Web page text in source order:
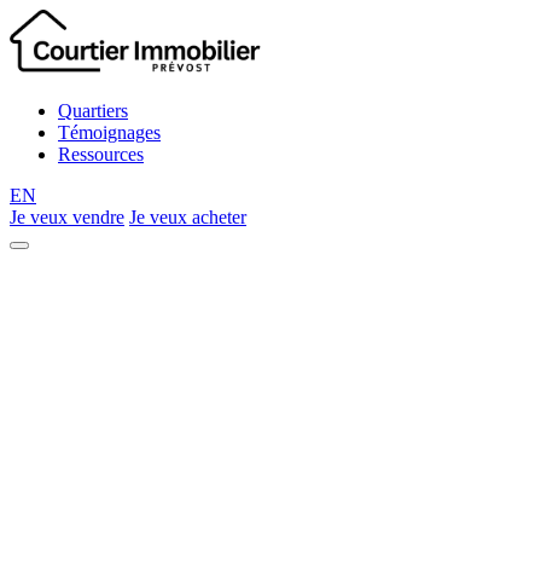
Quartiers
Témoignages
Ressources
EN
Je veux vendre Je veux acheter